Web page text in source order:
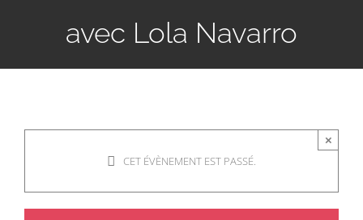
avec Lola Navarro
CET ÉVÈNEMENT EST PASSÉ.
×